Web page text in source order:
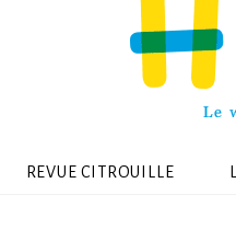
REVUE CITROUILLE